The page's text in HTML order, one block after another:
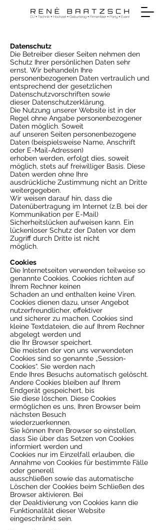
Datenschutz
Die Betreiber dieser Seiten nehmen den
Schutz Ihrer persönlichen Daten sehr
ernst. Wir behandeln Ihre
personenbezogenen Daten vertraulich und
entsprechend der gesetzlichen
Datenschutzvorschriften sowie
dieser Datenschutzerklärung.
Die Nutzung unserer Website ist in der
Regel ohne Angabe personenbezogener
Daten möglich. Soweit
auf unseren Seiten personenbezogene
Daten (beispielsweise Name, Anschrift
oder E-Mail-Adressen)
erhoben werden, erfolgt dies, soweit
möglich, stets auf freiwilliger Basis. Diese
Daten werden ohne Ihre
ausdrückliche Zustimmung nicht an Dritte
weitergegeben.
Wir weisen darauf hin, dass die
Datenübertragung im Internet (z.B. bei der
Kommunikation per E-Mail)
Sicherheitslücken aufweisen kann. Ein
lückenloser Schutz der Daten vor dem
Zugriff durch Dritte ist nicht
möglich.
Cookies
Die Internetseiten verwenden teilweise so
genannte Cookies. Cookies richten auf
Ihrem Rechner keinen
Schaden an und enthalten keine Viren.
Cookies dienen dazu, unser Angebot
nutzerfreundlicher, effektiver
und sicherer zu machen. Cookies sind
kleine Textdateien, die auf Ihrem Rechner
abgelegt werden und
die Ihr Browser speichert.
Die meisten der von uns verwendeten
Cookies sind so genannte „Session-
Cookies“. Sie werden nach
Ende Ihres Besuchs automatisch gelöscht.
Andere Cookies bleiben auf Ihrem
Endgerät gespeichert, bis
Sie diese löschen. Diese Cookies
ermöglichen es uns, Ihren Browser beim
nächsten Besuch
wiederzuerkennen.
Sie können Ihren Browser so einstellen,
dass Sie über das Setzen von Cookies
informiert werden und
Cookies nur im Einzelfall erlauben, die
Annahme von Cookies für bestimmte Fälle
oder generell
ausschließen sowie das automatische
Löschen der Cookies beim Schließen des
Browser aktivieren. Bei
der Deaktivierung von Cookies kann die
Funktionalität dieser Website
eingeschränkt sein.